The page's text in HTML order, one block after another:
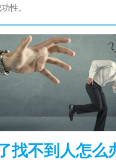
性。
找不到人怎么